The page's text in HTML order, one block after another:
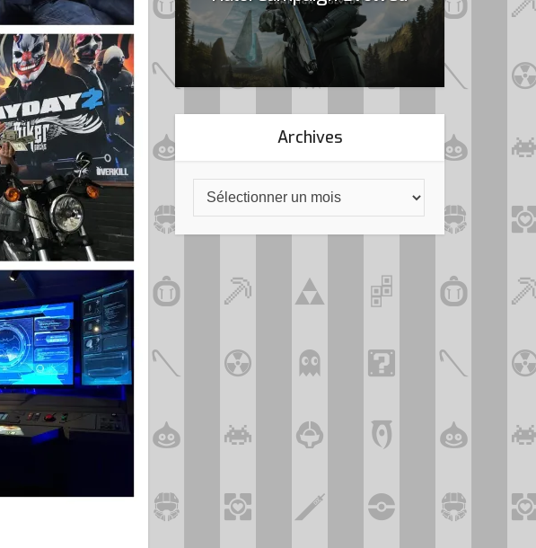
Resynced
Archives